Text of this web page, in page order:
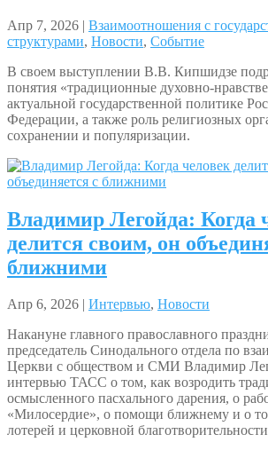
Апр 7, 2026 | Взаимоотношения с
структурами, Новости, Событие
В своем выступлении В.В. Кипшидзе
понятия «традиционные духовно-
актуальной государственной политике
Федерации, а также роль религиозных
сохранении и популяризации.
Владимир Легойда: Когда
делится своим, он
ближними
Апр 6, 2026 | Интервью, Новости
Накануне главного православного
председатель Синодального отдела по
Церкви с обществом и СМИ Владимир
интервью ТАСС о том, как возродить
осмысленного пасхального дарения, о
«Милосердие», о помощи ближнему и о
лотерей и церковной